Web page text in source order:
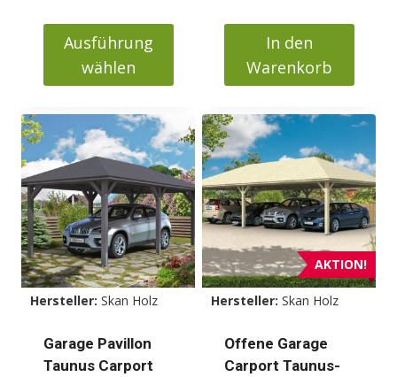
Ausführung
wählen
Produkt
weist
mehrere
Varianten
auf.
Die
Optionen
können
auf
der
Produktseite
war:
565000 Ft
ist:
In den
Warenkorb
Hersteller: Skan Holz
Garage Pavillon
Taunus Carport
AKTION!
Hersteller: Skan Holz
Offene Garage
Carport Taunus-